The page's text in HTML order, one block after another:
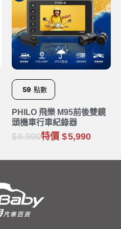
59 點數
PHILO 飛樂 M95前後雙鏡
頭機車行車紀錄器
6,990特價 5,990